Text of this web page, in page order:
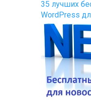
35 лучших
WordPress